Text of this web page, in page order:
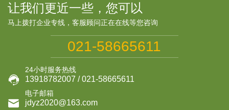
让我们更近一些，您可以
马上拨打企业专线，客服顾问正在在线等您咨询
021-58665611

24小时服务热线
13918782007 / 021-58665611

电子邮箱
jdyz2020@163.com